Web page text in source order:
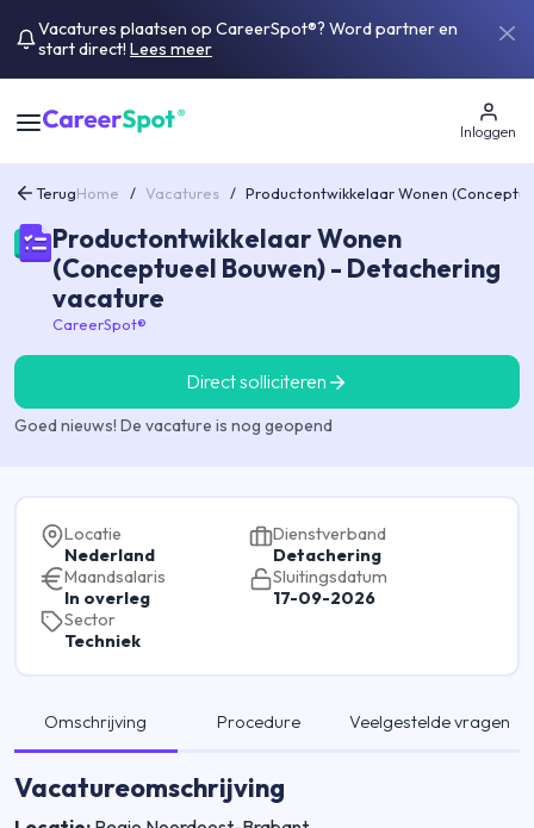
Vacatures plaatsen op CareerSpot®? Word partner en
start direct! Lees meer
Inloggen
TerugHome / Vacatures / Productontwikkelaar Wonen
Productontwikkelaar Wonen
(Conceptueel Bouwen) - Detachering
vacature
CareerSpot®
Direct solliciteren
Goed nieuws! De vacature is nog geopend
Omschrijving Procedure Veelgestelde vragen
Vacatureomschrijving
Locatie
Nederland
Dienstverband
Detachering
Maandsalaris
In overleg
Sluitingsdatum
17-09-2026
Sector
Techniek